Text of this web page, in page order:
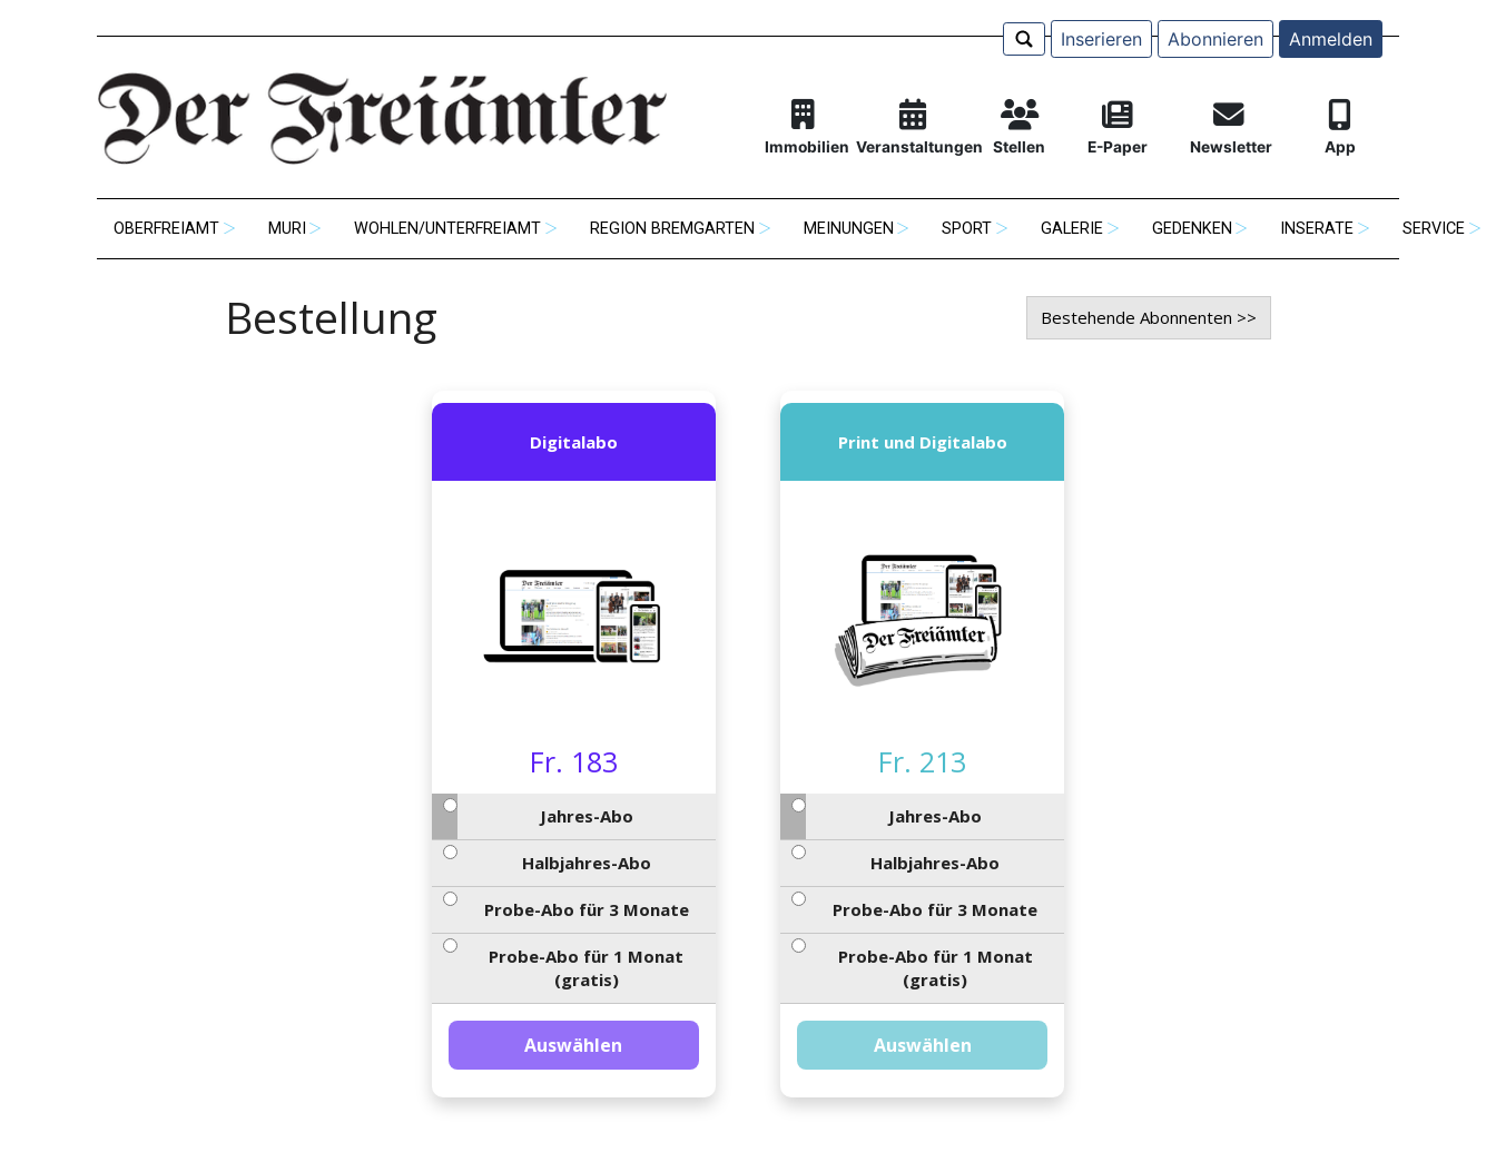
Inserieren Abonnieren Anmelden
Immobilien Veranstaltungen Stellen E-Paper Newsletter App
OBERFREIAMT MURI WOHLEN/UNTERFREIAMT REGION BREMGARTEN MEINUNGEN SPORT GALERIE GEDENKEN INSERATE SERVICE